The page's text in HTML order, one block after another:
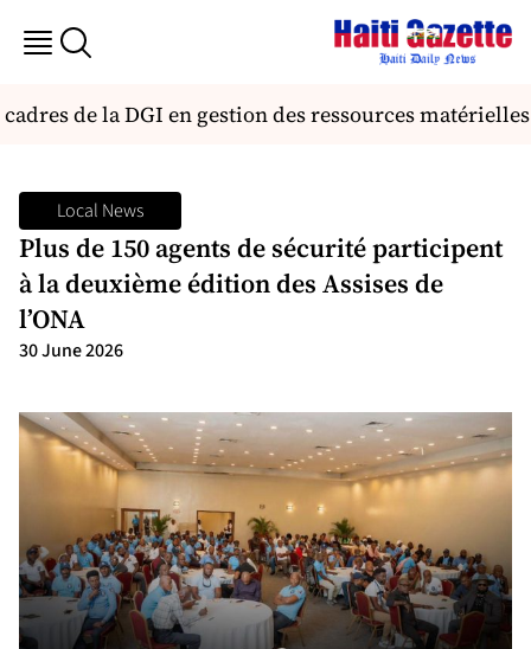
de la DGI en gestion des ressources matérielles
Local News
Plus de 150 agents de sécurité participent
à la deuxième édition des Assises de
l’ONA
30 June 2026